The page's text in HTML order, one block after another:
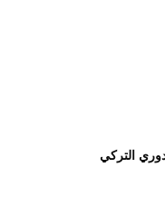
التركي